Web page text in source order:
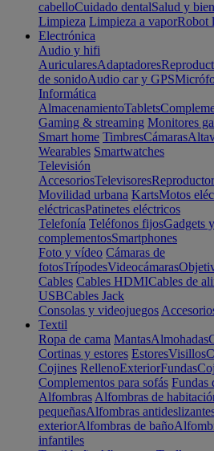
cabelloCuidado dentalSalud y
Limpieza Limpieza a vaporRobot
Electrónica
Audio y hifi
AuricularesAdaptadores
de sonidoAudio car y GPS
Informática
AlmacenamientoTablets
Gaming & streaming Monitores
Smart home TimbresCámaras
Wearables Smartwatches
Televisión
AccesoriosTelevisores
Movilidad urbana KartsMotos
eléctricasPatinetes eléctricos
Telefonía Teléfonos fijosGadgets y
complementosSmartphones
Foto y vídeo Cámaras de
fotosTrípodesVideocámaras
Cables Cables HDMICables de
USBCables Jack
Consolas y videojuegos
Textil
Ropa de cama MantasAlmohadas
Cortinas y estores EstoresVisillos
Cojines RellenoExteriorFundas
Complementos para sofás Fundas
Alfombras Alfombras de
pequeñasAlfombras
exteriorAlfombras de baño
infantiles